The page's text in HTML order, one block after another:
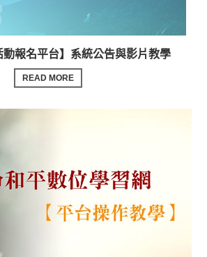
動報名平台】系統公告與影片教學
READ MORE